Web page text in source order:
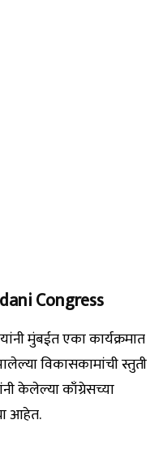
Congress
मुंबईत एका कार्यक्रमात
विकासकामांची स्तुती
केलेल्या काँग्रेसच्या
आहेत.